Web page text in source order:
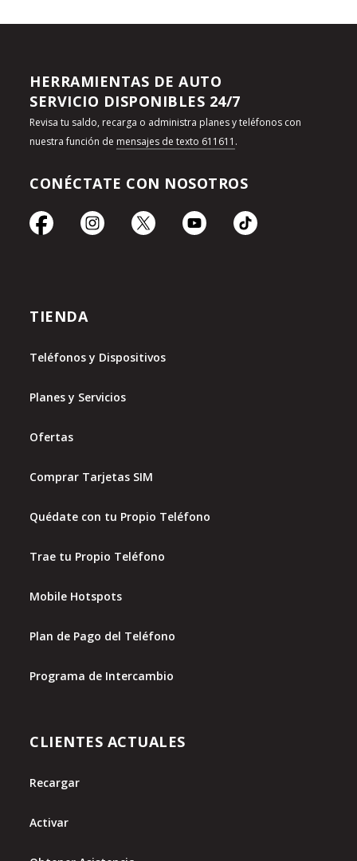
HERRAMIENTAS DE AUTO
SERVICIO DISPONIBLES 24/7
Revisa tu saldo, recarga o administra planes y teléfonos con
nuestra función de mensajes de texto 611611 .
CONÉCTATE CON NOSOTROS
TIENDA
Teléfonos y Dispositivos
Planes y Servicios
Ofertas
Comprar Tarjetas SIM
Quédate con tu Propio Teléfono
Trae tu Propio Teléfono
Mobile Hotspots
Plan de Pago del Teléfono
Programa de Intercambio
CLIENTES ACTUALES
Recargar
Activar